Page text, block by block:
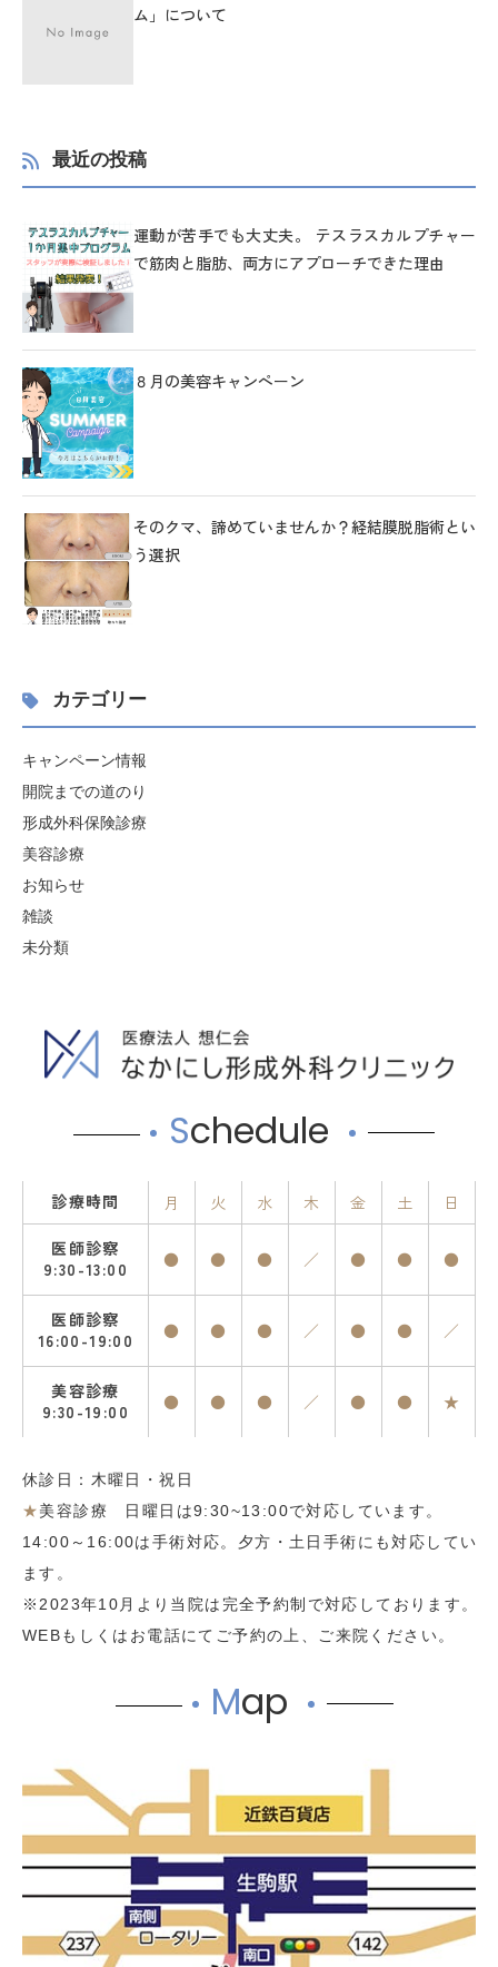
ム」について
最近の投稿
運動が苦手でも大丈夫。 テスラスカルプチャー
で筋肉と脂肪、両方にアプローチできた理由
８月の美容キャンペーン
そのクマ、諦めていませんか？経結膜脱脂術とい
う選択
カテゴリー
キャンペーン情報
開院までの道のり
形成外科保険診療
美容診療
お知らせ
雑談
未分類
Schedule
診療時間 月 火 水 木 金 土 日
医師診察
9:30-13:00
● ● ● ／ ● ● ●
医師診察
16:00-19:00
● ● ● ／ ● ● ／
美容診療
9:30-19:00
● ● ● ／ ● ● ★
休診日：木曜日・祝日
★美容診療 日曜日は9:30~13:00で対応しています。
14:00～16:00は手術対応。夕方・土日手術にも対応してい
ます。
※2023年10月より当院は完全予約制で対応しております。
WEBもしくはお電話にてご予約の上、ご来院ください。
Map